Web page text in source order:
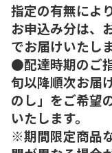
指定の有無によ
お申込み分は、
でお届けいたし
●配達時期のご
旬以降順次お届
のし」をご希望
いたします。
※期間限定商品